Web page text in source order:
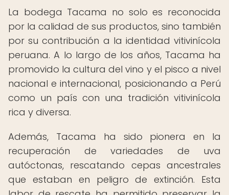
La bodega Tacama no solo es reconocida
por la calidad de sus productos, sino también
por su contribución a la identidad vitivinícola
peruana. A lo largo de los años, Tacama ha
promovido la cultura del vino y el pisco a nivel
nacional e internacional, posicionando a Perú
como un país con una tradición vitivinícola
rica y diversa.
Además, Tacama ha sido pionera en la
recuperación de variedades de uva
autóctonas, rescatando cepas ancestrales
que estaban en peligro de extinción. Esta